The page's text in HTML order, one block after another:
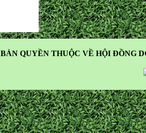
BẢN QUYỀN THUỘC VỀ HỘI ĐỒNG